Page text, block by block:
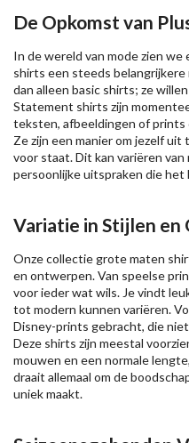
De Opkomst van
In de wereld van mode zien
shirts een steeds
dan alleen basic shirts; ze
Statement shirts zijn
teksten, afbeeldingen of prints
Ze zijn een manier om jezelf
voor staat. Dit kan variëren
persoonlijke uitspraken die het
Variatie in Stijlen en
Onze collectie grote maten
en ontwerpen. Van speelse
voor ieder wat wils. Je vindt
tot modern kunnen variëren.
Disney-prints gebracht, die
Deze shirts zijn meestal
mouwen en een normale
draait allemaal om de
uniek maakt.